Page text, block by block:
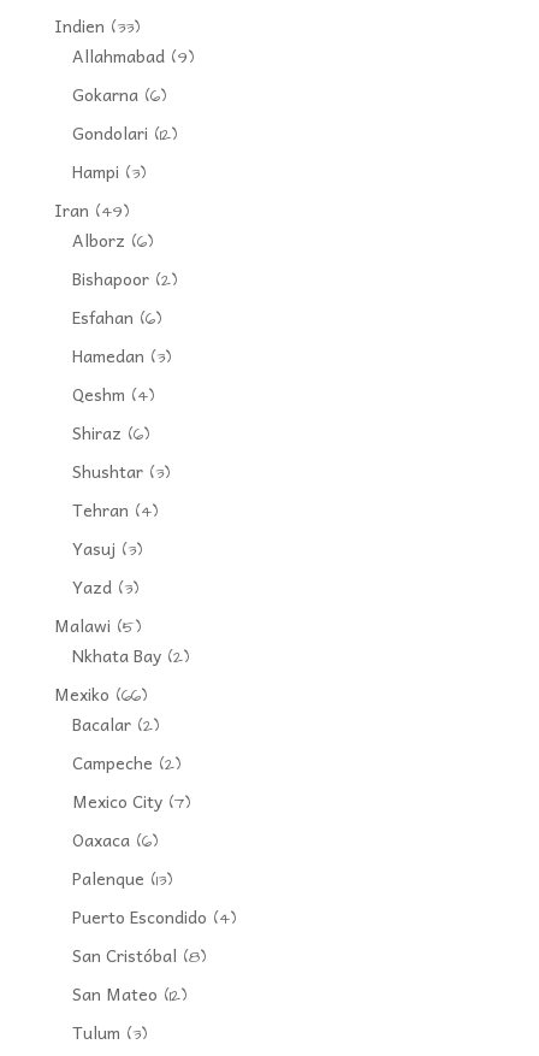
Indien (33)
Allahmabad(9)
Gokarna(6)
Gondolari (12)
Hampi (3)
Iran (49)
Alborz (6)
Bishapoor(2)
Esfahan (6)
Hamedan (3)
Qeshm (4)
Shiraz (6)
Shushtar(3)
Tehran (4)
Yasuj (3)
Yazd(3)
Malawi (5)
Nkhata Bay(2)
Mexiko (66)
Bacalar(2)
Campeche (2)
Mexico City(7)
Oaxaca(6)
Palenque (13)
Puerto Escondido (4)
San Cristóbal (8)
San Mateo (12)
Tulum (3)